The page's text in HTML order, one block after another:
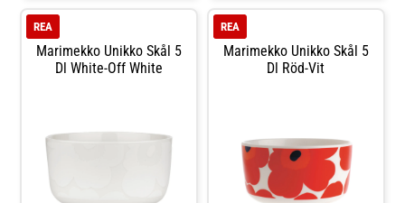
stengods.- Kapacitet: 25 cl.
Skötselråd för tekoppen- Tål
diskmaskin.- Ugnsfast.- Frystålig.-
Tål mikrovågsugn. Shoppa
Tekoppar och mer Muggar &
Marimekko Unikko Skål 5
Dl White-Off White
REA
Marimekko Unikko Skål 5
Dl Röd-Vit
REA